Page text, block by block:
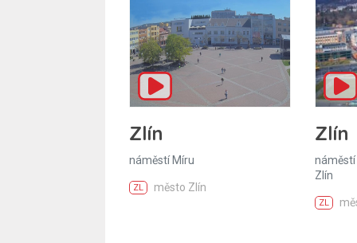
Zlín
náměstí Míru
ZL město Zlín
Zlín
náměstí
Zlín
ZL